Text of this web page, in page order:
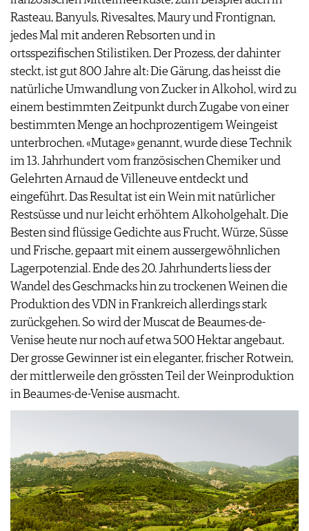
Rasteau, Banyuls, Rivesaltes, Maury und Fronti­gnan,
jedes Mal mit anderen Rebsorten und in
ortsspezifischen Stilistiken. Der Prozess, der dahinter
steckt, ist gut 800 Jahre alt: Die Gärung, das heisst die
natürliche Umwandlung von Zucker in Alkohol, wird zu
einem bestimmten Zeitpunkt durch Zugabe von einer
bestimmten Menge an hochprozentigem Weingeist
unterbrochen. «Mutage» genannt, wurde diese Technik
im 13. Jahrhundert vom französischen Chemiker und
Gelehrten Arnaud de Villeneuve entdeckt und
eingeführt. Das Resultat ist ein Wein mit natürlicher
Restsüsse und nur leicht erhöhtem Alkoholgehalt. Die
Besten sind flüssige Gedichte aus Frucht, Würze, Süsse
und Frische, gepaart mit einem aussergewöhnlichen
Lagerpotenzial. Ende des 20. Jahrhunderts liess der
Wandel des Geschmacks hin zu trockenen Weinen die
Produktion des VDN in Frankreich allerdings stark
zurückgehen. So wird der Muscat de Beaumes-de-
Venise heute nur noch auf etwa 500 Hektar angebaut.
Der grosse Gewinner ist ein eleganter, frischer Rotwein,
der mittlerweile den grössten Teil der Weinproduktion
in Beaumes-de-Venise ausmacht.